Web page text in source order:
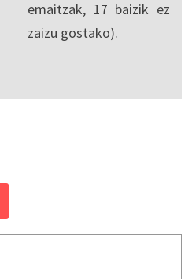
emaitzak, 17 baizik ez
zaizu gostako).